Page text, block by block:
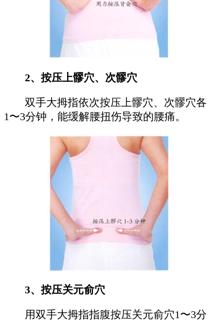
2、按压上髎穴、次髎穴
双手大拇指依次按压上髎穴、次髎穴各
1〜3分钟，能缓解腰扭伤导致的腰痛。
3、按压关元俞穴
用双手大拇指指腹按压关元俞穴1〜3分